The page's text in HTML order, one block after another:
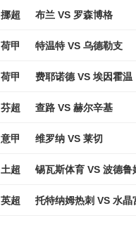
挪超 布兰 VS 罗森博格
荷甲 特温特 VS 乌德勒支
荷甲 费耶诺德 VS 埃因霍温
芬超 查路 VS 赫尔辛基
意甲 维罗纳 VS 莱切
土超 锡瓦斯体育 VS 波德鲁
英超 托特纳姆热刺 VS 水晶